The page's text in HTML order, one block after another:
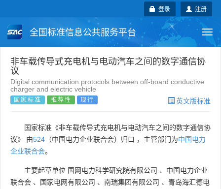
注册
登录
全国标准信息公共服务平台
国家标准 行业标准 地方标准
团体标准 企业标准 国际标准
非车载传导式充电机与电动汽车之间的数字通信协
议
Digital communication protocols between off-board conductive
charger and electric vehicle
国家标准 推荐性 现行 英文版标准
国家标准《非车载传导式充电机与电动汽车之间的数字通信协
议》 由524 （中国电力企业联合会）归口 ，主管部门为中国电力
企业联合会。
主要起草单位 国网电力科学研究院有限公司 、 中国电力企业
联合会 、 国家电网有限公司 、 南瑞集团有限公司 、 青岛海汇德电